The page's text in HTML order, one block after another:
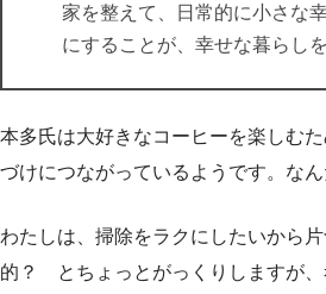
家を整えて、日常的に小さな
にすることが、幸せな暮らし
本多氏は大好きなコーヒーを楽しむ
づけにつながっているようです。なん
わたしは、掃除をラクにしたいから
的？ とちょっとがっくりしますが、